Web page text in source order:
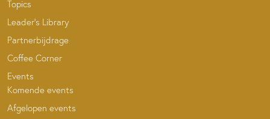
Topics
Leader’s Library
Partnerbijdrage
Coffee Corner
Events
Komende events
Afgelopen events